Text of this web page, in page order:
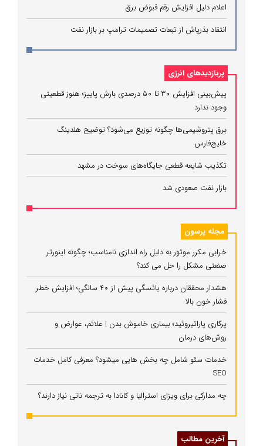
اعلام دلیل افزایش رقم قبوض برق
انتقاد بذرپاش از تبعات تصمیمات ترامپ بر بازار نفت
پربازدیدهای انرژی
پیش‌بینی افزایش ۳۰ تا ۵۰ درصدی بارش پاییز؛ هنوز قطعیتی
وجود ندارد
برق پتروشیمی‌ها چگونه توزیع می‌شود؟ توضیح هلدینگ
خلیج‌فارس
تکذیب شایعه قطعی جایگاه‌های سوخت در مشهد
بازار نفت صعودی شد
مجله پرسون
خرابی مکرر موتور به دلیل راه‌ اندازی نامناسب؛ چگونه اینورتر
صنعتی مشکل را حل می‌ کند؟
هشدار محققان درباره یائسگی پیش از ۴۰ سالگی؛ افزایش خطر
فشار خون بالا
پرکاری پاراتیروئید؛ بیماری خاموش بدن | علائم، عوارض و
روش‌های درمان
خدمات سئو شامل چه بخش هایی میشود؟ معرفی کامل خدمات
SEO
چه مدارکی برای ویزای استرالیا و کانادا به ترجمه ناتی نیاز دارند؟
آخرین مطالب